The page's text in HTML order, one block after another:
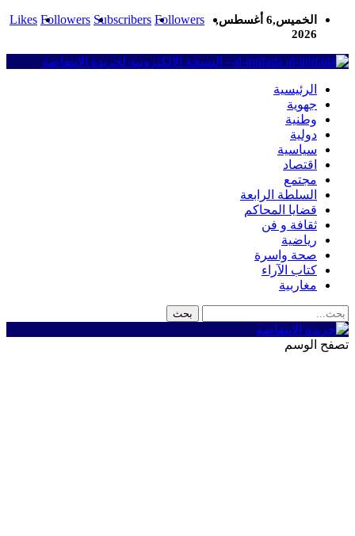
Likes Followers Subscribers Followers
الخميس,6 أغسطس,
2026
al-intifada - النسخة الإلكترونية لجريدة الانتفاضة
الرئيسية
جهوية
وطنية
دولية
سياسية
اقتصاد
مجتمع
السلطة الرابعة
قضايا المحاكم
ثقافة و فن
رياضية
صحة واسرة
كتاب الآراء
مغاربية
تصفح الوسم